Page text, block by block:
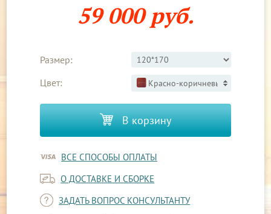
59 000 руб.
Размер:
Цвет:
Красно-коричневый 3
В корзину
ВСЕ СПОСОБЫ ОПЛАТЫ
О ДОСТАВКЕ И СБОРКЕ
ЗАДАТЬ ВОПРОС КОНСУЛЬТАНТУ